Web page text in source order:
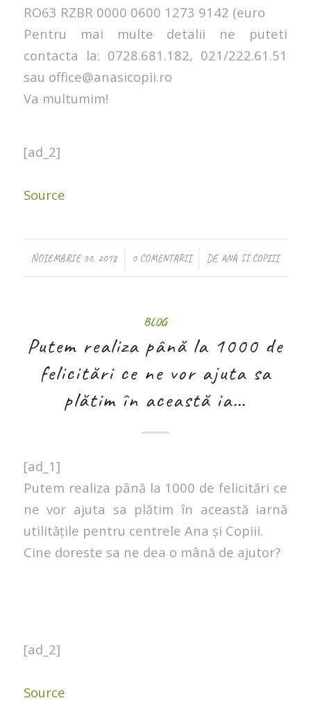
RO63 RZBR 0000 0600 1273 9142 (euro
Pentru mai multe detalii ne puteti
contacta la: 0728.681.182, 021/222.61.51
sau office@anasicopii.ro
Va multumim!
[ad_2]
Source
NOIEMBRIE 30, 2018
/ 0 COMENTARII
/ DE ANA SI COPIII
BLOG
Putem realiza până la 1000 de
felicitări ce ne vor ajuta sa
plătim în această ia…
[ad_1]
Putem realiza până la 1000 de felicitări ce
ne vor ajuta sa plătim în această iarnă
utilitățile pentru centrele Ana și Copiii.
Cine doreste sa ne dea o mână de ajutor?
[ad_2]
Source